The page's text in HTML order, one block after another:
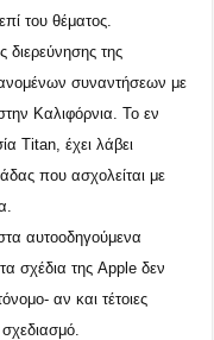
του θέματος.
διερεύνησης της
συναντήσεων με
Καλιφόρνια. Το εν
Titan, έχει λάβει
που ασχολείται με
αυτοοδηγούμενα
σχέδια της Apple δεν
αν και τέτοιες